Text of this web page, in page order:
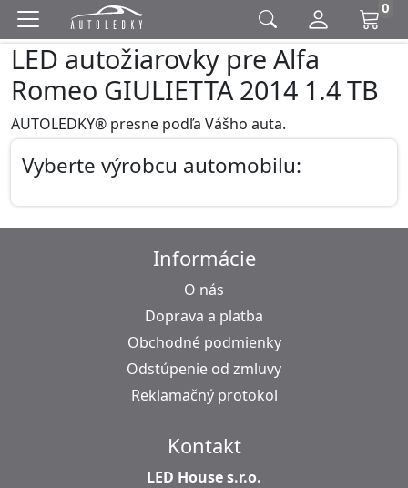
0
LED autožiarovky pre Alfa
Romeo GIULIETTA 2014 1.4 TB
AUTOLEDKY® presne podľa Vášho auta.
Vyberte výrobcu automobilu:
Informácie
O nás
Doprava a platba
Obchodné podmienky
Odstúpenie od zmluvy
Reklamačný protokol
Kontakt
LED House s.r.o.